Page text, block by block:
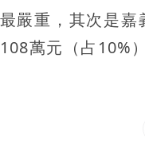
嚴重，其次是嘉
萬元（占10%